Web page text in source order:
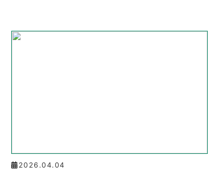
2026.04.04